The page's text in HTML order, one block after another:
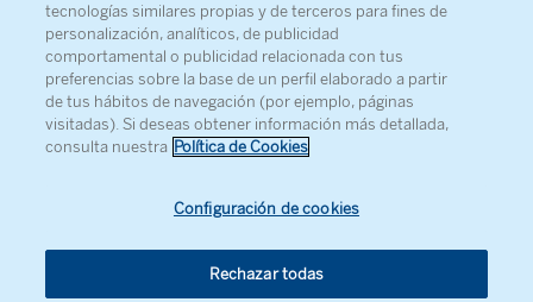
SOBRE LA FUNDACIÓN
PRENSA
MAPA WEB
AGENDA
tecnologías similares propias y de terceros para fines de
personalización, analíticos, de publicidad
comportamental o publicidad relacionada con tus
preferencias sobre la base de un perfil elaborado a partir
de tus hábitos de navegación (por ejemplo, páginas
visitadas). Si deseas obtener información más detallada,
consulta nuestra Política de Cookies
Configuración de cookies
Rechazar todas